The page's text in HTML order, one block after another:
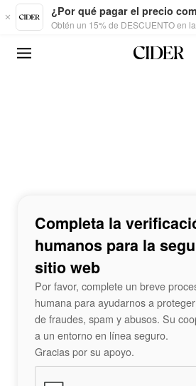
Skip to main content
¿Por qué pagar el precio
Obtén un 15% de DESCUENTO en
Completa la
humanos para la
sitio web
Por favor, complete un breve
humana para ayudarnos a
de fraudes, spam y abusos. Su
a un entorno en línea seguro.
Gracias por su apoyo.